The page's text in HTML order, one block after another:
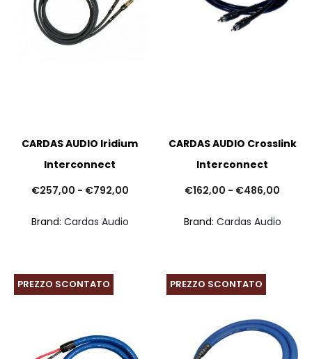
CARDAS AUDIO Iridium
Interconnect
€257,00 - €792,00Fascia
€257,00
Brand: Cardas Audio
CARDAS AUDIO Crosslink
Interconnect
€162,00 - €486,00
Brand: Cardas Audio
PREZZO SCONTATO PREZZO SCONTATO